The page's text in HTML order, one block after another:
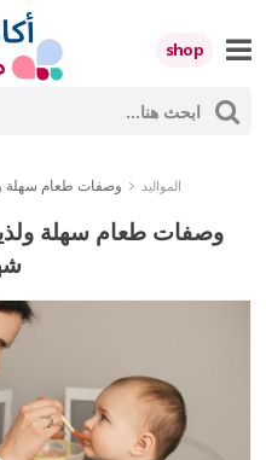
shop
المواليد وصفات طعام سهلة